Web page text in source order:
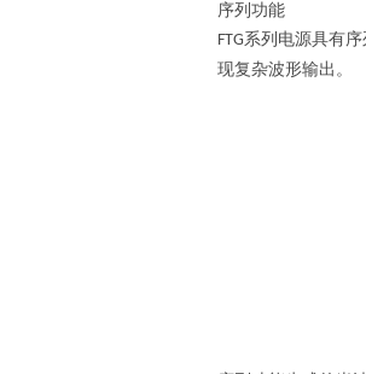
序列功能
FTG系列电源具有
现复杂波形输出。